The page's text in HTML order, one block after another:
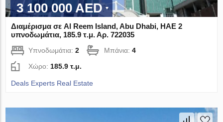
3 100 000 AED
Διαμέρισμα σε Al Reem Island, Abu Dhabi, ΗΑΕ 2
υπνοδωμάτια, 185.9 τ.μ. Αρ. 722035
Υπνοδωμάτια:2 Μπάνια:4
Χώρο: 185.9 τ.μ.
Deals Experts Real Estate